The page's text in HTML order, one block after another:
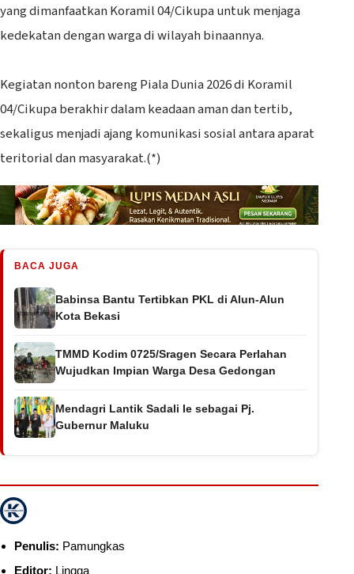
yang dimanfaatkan Koramil 04/Cikupa untuk menjaga
kedekatan dengan warga di wilayah binaannya.
‎Kegiatan nonton bareng Piala Dunia 2026 di Koramil
04/Cikupa berakhir dalam keadaan aman dan tertib,
sekaligus menjadi ajang komunikasi sosial antara aparat
teritorial dan masyarakat.(*)
BACA JUGA
Babinsa Bantu Tertibkan PKL di Alun-Alun
Kota Bekasi
TMMD Kodim 0725/Sragen Secara Perlahan
Wujudkan Impian Warga Desa Gedongan
Mendagri Lantik Sadali Ie sebagai Pj.
Gubernur Maluku
Penulis: Pamungkas
Editor: Lingga